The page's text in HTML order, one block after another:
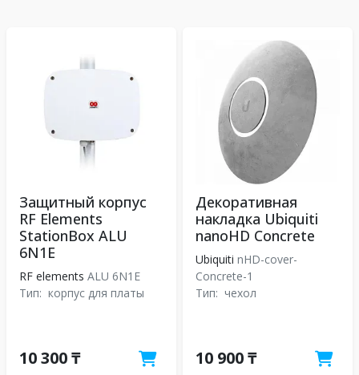
Защитный корпус
RF Elements
StationBox ALU
6N1E
RF elements ALU 6N1E
Тип: корпус для платы
10 300 ₸
Декоративная
накладка Ubiquiti
nanoHD Concrete
Ubiquiti nHD-cover-
Concrete-1
Тип: чехол
10 900 ₸